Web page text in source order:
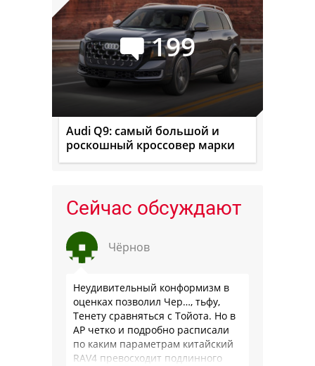
199
Audi Q9: самый большой и
роскошный кроссовер марки
Сейчас обсуждают
Чёрнов
Неудивительный конформизм в
оценках позволил Чер…, тьфу,
Тенету сравняться с Тойота. Но в
АР четко и подробно расписали
по каким параметрам китайский
RAV4 превосходит подлинного